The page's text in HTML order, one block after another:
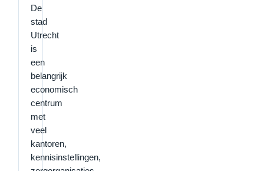
De
stad
Utrecht
is
een
belangrijk
economisch
centrum
met
veel
kantoren,
kennisinstellingen,